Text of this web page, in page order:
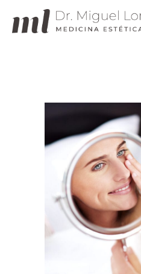
Clínica Dr. Lombardo
En línea · Asistente virtual